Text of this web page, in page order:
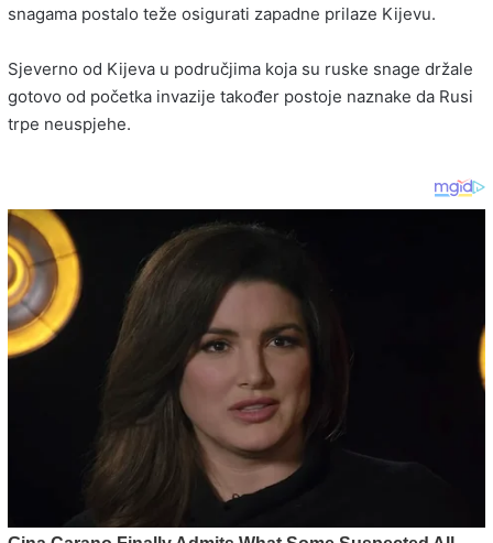
snagama postalo teže osigurati zapadne prilaze Kijevu.
Sjeverno od Kijeva u područjima koja su ruske snage držale
gotovo od početka invazije također postoje naznake da Rusi
trpe neuspjehe.